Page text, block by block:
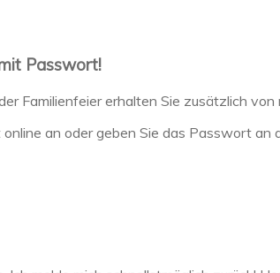
Passwort!
Familienfeier erhalten Sie zusätzlich
an oder geben Sie das Passwort